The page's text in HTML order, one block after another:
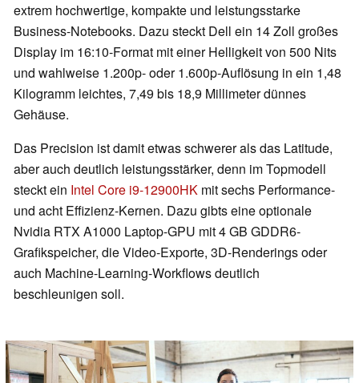
extrem hochwertige, kompakte und leistungsstarke
Business-Notebooks. Dazu steckt Dell ein 14 Zoll großes
Display im 16:10-Format mit einer Helligkeit von 500 Nits
und wahlweise 1.200p- oder 1.600p-Auflösung in ein 1,48
Kilogramm leichtes, 7,49 bis 18,9 Millimeter dünnes
Gehäuse.
Das Precision ist damit etwas schwerer als das Latitude,
aber auch deutlich leistungsstärker, denn im Topmodell
steckt ein Intel Core i9-12900HK mit sechs Performance-
und acht Effizienz-Kernen. Dazu gibts eine optionale
Nvidia RTX A1000 Laptop-GPU mit 4 GB GDDR6-
Grafikspeicher, die Video-Exporte, 3D-Renderings oder
auch Machine-Learning-Workflows deutlich
beschleunigen soll.